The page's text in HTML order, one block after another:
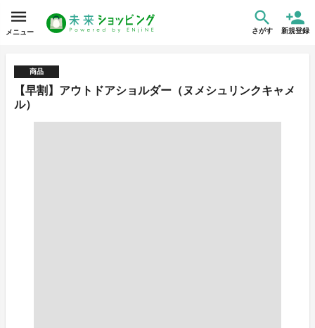
メニュー さがす 新規登録
商品
【早割】アウトドアショルダー（ヌメシュリンクキャメ
ル）